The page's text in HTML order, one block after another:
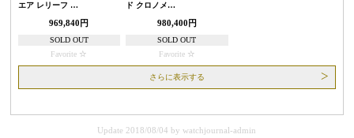
エア レリーフ …
969,840円
SOLD OUT
Favorite
ド クロノメ…
980,400円
SOLD OUT
Favorite
さらに表示する
Update 2018/08/04 bywatchjournal-admin